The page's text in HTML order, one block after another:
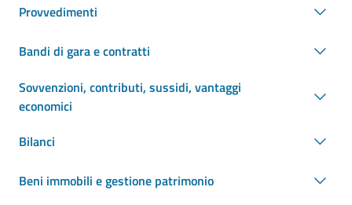
Provvedimenti
Bandi di gara e contratti
Sovvenzioni, contributi, sussidi, vantaggi
economici
Bilanci
Beni immobili e gestione patrimonio